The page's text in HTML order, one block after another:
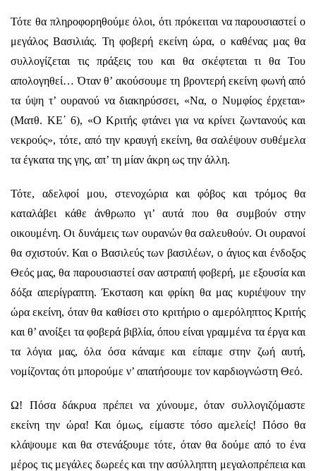
Τότε θα πληροφορηθούμε όλοι, ότι πρόκειται να παρουσιαστεί ο
μεγάλος Βασιλιάς. Τη φοβερή εκείνη ώρα, ο καθένας μας θα
συλλογίζεται τις πράξεις του και θα σκέφτεται τι θα Του
απολογηθεί… Όταν θ’ ακούσουμε τη βροντερή εκείνη φωνή από
τα ύψη τ’ ουρανού να διακηρύσσει, «Να, ο Νυμφίος έρχεται»
(Ματθ. ΚΕ΄ 6), «Ο Κριτής φτάνει για να κρίνει ζωντανούς και
νεκρούς», τότε, από την κραυγή εκείνη, θα σαλέψουν συθέμελα
τα έγκατα της γης, απ’ τη μίαν άκρη ως την άλλη.
Τότε, αδελφοί μου, στενοχώρια και φόβος και τρόμος θα
καταλάβει κάθε άνθρωπο γι’ αυτά που θα συμβούν στην
οικουμένη. Οι δυνάμεις των ουρανών θα σαλευθούν. Οι ουρανοί
θα σχιστούν. Και ο Βασιλεύς των βασιλέων, ο άγιος και ένδοξος
Θεός μας, θα παρουσιαστεί σαν αστραπή φοβερή, με εξουσία και
δόξα απερίγραπτη. Έκσταση και φρίκη θα μας κυριέψουν την
ώρα εκείνη, όταν θα καθίσει στο κριτήριο ο αμερόληπτος Κριτής
και θ’ ανοίξει τα φοβερά βιβλία, όπου είναι γραμμένα τα έργα και
τα λόγια μας, όλα όσα κάναμε και είπαμε στην ζωή αυτή,
νομίζοντας ότι μπορούμε ν’ απατήσουμε τον καρδιογνώστη Θεό.
Ω! Πόσα δάκρυα πρέπει να χύνουμε, όταν συλλογιζόμαστε
εκείνη την ώρα! Και όμως, είμαστε τόσο αμελείς! Πόσο θα
κλάψουμε και θα στενάξουμε τότε, όταν θα δούμε από το ένα
μέρος τις μεγάλες δωρεές και την ασύλληπτη μεγαλοπρέπεια και